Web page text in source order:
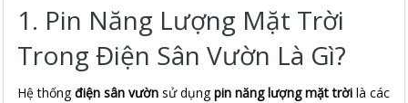
1. Pin Năng Lượng Mặt Trời
Trong Điện Sân Vườn Là Gì?
Hệ thống điện sân vườn sử dụng pin năng lượng mặt trời là các